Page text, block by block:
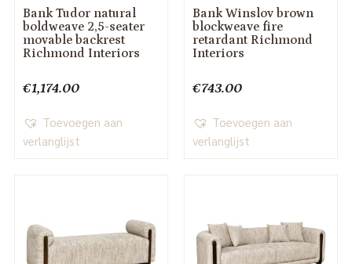
Bank Tudor natural
boldweave 2,5-seater
movable backrest
Richmond Interiors
€1,174.00
Toevoegen aan
verlanglijst
Bank Winslov brown
blockweave fire
retardant Richmond
Interiors
€743.00
Toevoegen aan
verlanglijst